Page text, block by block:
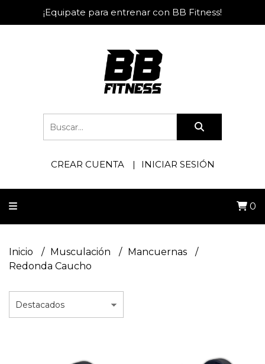
¡Equipate para entrenar con BB Fitness!
CREAR CUENTA INICIAR SESIÓN
0
Inicio Musculación
Mancuernas
Redonda Caucho